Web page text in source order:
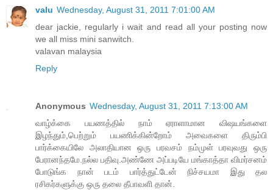
valu Wednesday, August 31, 2011 7:01:00 AM
dear jackie, regularly i wait and read all your posting now
we all miss mini sanwitch.
valavan malaysia
Reply
Anonymous Wednesday, August 31, 2011 7:13:00 AM
வாழ்க்கை பயணத்தில் நாம் ஏராளாமான விஷயங்களை
இழந்தும்,பெற்றும் பயணிக்கின்றோம் அவைகளை திரும்பி
பார்க்கையிலே அலாதியான ஒரு பரவசம் நம்முள் பரவுவது ஒரு
பேரானந்தமே.நல்ல பதிவு.அண்ணே அப்படியே மங்காத்தா விமர்சனம்
போடுங்க நான் படம் பார்த்துட்டேன் நிச்சயமா இது தல
ரசிகர்களுக்கு ஒரு தலை தீபாவளி தான்.